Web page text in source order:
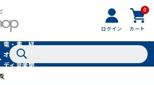
ログイン
0
カート
家
電・
オー
ディ
オ
書
籍・
音楽
経
聞